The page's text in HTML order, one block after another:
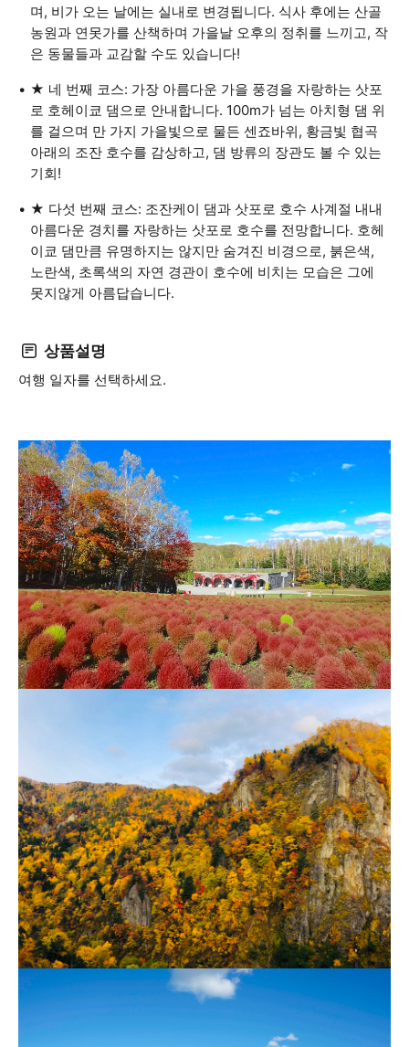
며, 비가 오는 날에는 실내로 변경됩니다. 식사 후에는 산골
농원과 연못가를 산책하며 가을날 오후의 정취를 느끼고, 작
은 동물들과 교감할 수도 있습니다!
★ 네 번째 코스: 가장 아름다운 가을 풍경을 자랑하는 삿포
로 호헤이쿄 댐으로 안내합니다. 100m가 넘는 아치형 댐 위
를 걸으며 만 가지 가을빛으로 물든 센죠바위, 황금빛 협곡
아래의 조잔 호수를 감상하고, 댐 방류의 장관도 볼 수 있는
기회!
★ 다섯 번째 코스: 조잔케이 댐과 삿포로 호수 사계절 내내
아름다운 경치를 자랑하는 삿포로 호수를 전망합니다. 호헤
이쿄 댐만큼 유명하지는 않지만 숨겨진 비경으로, 붉은색,
노란색, 초록색의 자연 경관이 호수에 비치는 모습은 그에
못지않게 아름답습니다.
상품설명
여행 일자를 선택하세요.